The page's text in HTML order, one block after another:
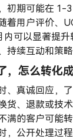
初期可能在 1-
着用户评价、
可以显著提升
持续互动和策略
，怎么转化
、真诚回应，
货、退款或技
满的客户可能
，公开处理过